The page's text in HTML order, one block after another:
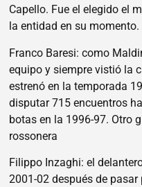
Capello. Fue el elegido el
la entidad en su momento.
Franco Baresi: como
equipo y siempre vistió la
estrenó en la temporada
disputar 715 encuentros
botas en la 1996-97. Otro
rossonera
Filippo Inzaghi: el
2001-02 después de